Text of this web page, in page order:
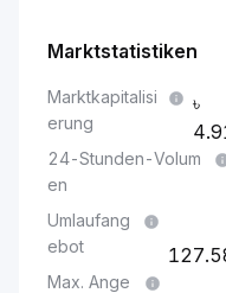
Marktstatistiken
Marktkapitalisi
erung
24-Stunden-Volum
en
Umlaufang
ebot
Max. Ange